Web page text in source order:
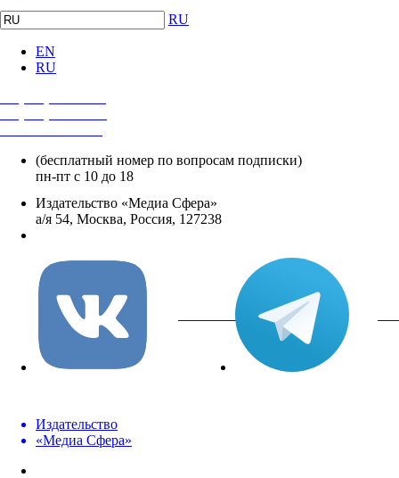
RU
EN
RU
(бесплатный номер по вопросам подписки)
пн-пт с 10 до 18
Издательство «Медиа Сфера»
а/я 54, Москва, Россия, 127238
вКонтакте
Издательство
«Медиа Сфера»